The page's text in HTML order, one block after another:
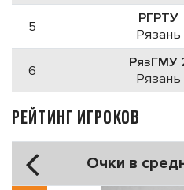
5
РГРТУ
Рязань
6
РязГМУ
Рязань
РЕЙТИНГ ИГРОКОВ
Очки в